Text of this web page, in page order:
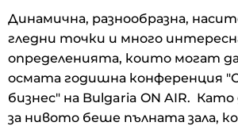
Динамична, разнообразна,
гледни точки и много
определенията, които могат
осмата годишна конференция
бизнес" на Bulgaria ON AIR.
за нивото беше пълната зала,